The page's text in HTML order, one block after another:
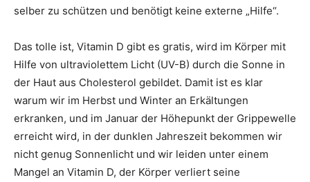
selber zu schützen und benötigt keine externe „Hilfe“.
Das tolle ist, Vitamin D gibt es gratis, wird im Körper mit
Hilfe von ultraviolettem Licht (UV-B) durch die Sonne in
der Haut aus Cholesterol gebildet. Damit ist es klar
warum wir im Herbst und Winter an Erkältungen
erkranken, und im Januar der Höhepunkt der Grippewelle
erreicht wird, in der dunklen Jahreszeit bekommen wir
nicht genug Sonnenlicht und wir leiden unter einem
Mangel an Vitamin D, der Körper verliert seine